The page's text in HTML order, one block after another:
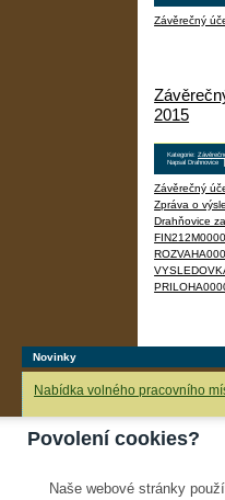
Závěrečný
2015
Kategorie:
Napsal Drahnovice
Závěrečný
Zpráva o
Drahňovice
Novinky
Nabídka volného pracovního
Povolení cookies?
Naše webové stránky